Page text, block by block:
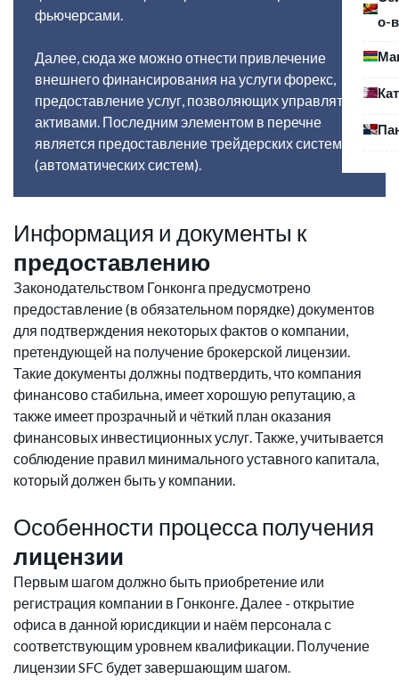
о-
фьючерсами.
Далее, сюда же можно отнести привлечение
внешнего финансирования на услуги форекс,
предоставление услуг, позволяющих управлять
активами. Последним элементом в перечне
является предоставление трейдерских систем
(автоматических систем).
Информация и документы к
предоставлению
Законодательством Гонконга предусмотрено
предоставление (в обязательном порядке) документов
для подтверждения некоторых фактов о компании,
претендующей на получение брокерской лицензии.
Такие документы должны подтвердить, что компания
финансово стабильна, имеет хорошую репутацию, а
также имеет прозрачный и чёткий план оказания
финансовых инвестиционных услуг. Также, учитывается
соблюдение правил минимального уставного капитала,
который должен быть у компании.
Особенности процесса получения
лицензии
Первым шагом должно быть приобретение или
регистрация компании в Гонконге. Далее - открытие
офиса в данной юрисдикции и наём персонала с
соответствующим уровнем квалификации. Получение
лицензии SFC будет завершающим шагом.